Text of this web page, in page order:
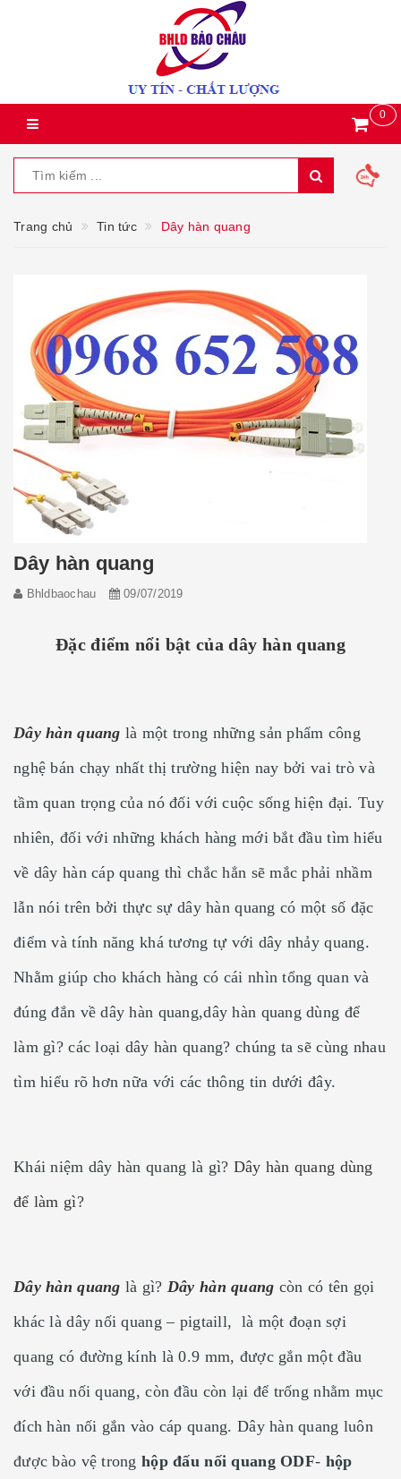
0
Trang chủ Tin tức Dây hàn quang
Dây hàn quang
Bhldbaochau 09/07/2019
Đặc điểm nổi bật của dây hàn quang
Dây hàn quang là một trong những sản phẩm công
nghệ bán chạy nhất thị trường hiện nay bởi vai trò và
tầm quan trọng của nó đối với cuộc sống hiện đại. Tuy
nhiên, đối với những khách hàng mới bắt đầu tìm hiểu
về dây hàn cáp quang thì chắc hẳn sẽ mắc phải nhầm
lẫn nói trên bởi thực sự dây hàn quang có một số đặc
điểm và tính năng khá tương tự với dây nhảy quang.
Nhằm giúp cho khách hàng có cái nhìn tổng quan và
đúng đắn về dây hàn quang,dây hàn quang dùng để
làm gì? các loại dây hàn quang? chúng ta sẽ cùng nhau
tìm hiểu rõ hơn nữa với các thông tin dưới đây.
Khái niệm dây hàn quang là gì? Dây hàn quang dùng
để làm gì?
Dây hàn quang là gì? Dây hàn quang còn có tên gọi
khác là dây nối quang – pigtaill, là một đoạn sợi
quang có đường kính là 0.9 mm, được gắn một đầu
với đầu nối quang, còn đầu còn lại để trống nhằm mục
đích hàn nối gắn vào cáp quang. Dây hàn quang luôn
được bào vệ tronghộp đấu nối quang ODF- hộp